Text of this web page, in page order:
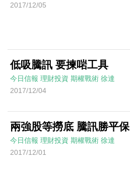
2017/12/05
低吸騰訊 要揀啱工具
今日信報 理財投資 期權戰術 徐達
2017/12/04
兩強股等撈底 騰訊勝平保
今日信報 理財投資 期權戰術 徐達
2017/12/01